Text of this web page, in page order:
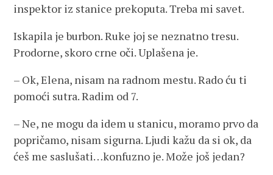
inspektor iz stanice prekoputa. Treba mi savet.
Iskapila je burbon. Ruke joj se neznatno tresu.
Prodorne, skoro crne oči. Uplašena je.
– Ok, Elena, nisam na radnom mestu. Rado ću ti
pomoći sutra. Radim od 7.
– Ne, ne mogu da idem u stanicu, moramo prvo da
popričamo, nisam sigurna. Ljudi kažu da si ok, da
ćeš me saslušati…konfuzno je. Može još jedan?